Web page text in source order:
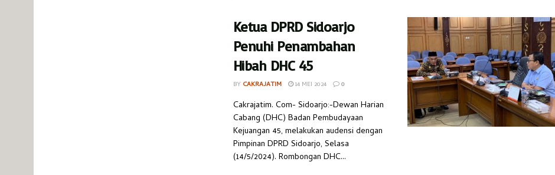
Ketua DPRD Sidoarjo
Penuhi Penambahan
Hibah DHC 45
BY CAKRAJATIM 14 MEI 2024 0
Cakrajatim. Com- Sidoarjo:-Dewan Harian
Cabang (DHC) Badan Pembudayaan
Kejuangan 45, melakukan audensi dengan
Pimpinan DPRD Sidoarjo, Selasa
(14/5/2024). Rombongan DHC...